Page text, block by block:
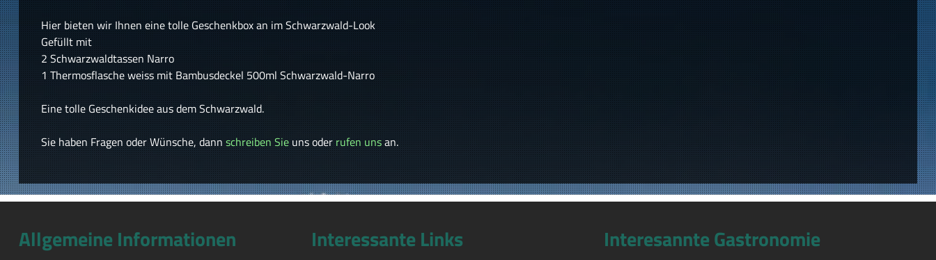
Hier bieten wir Ihnen eine tolle Geschenkbox an im Schwarzwald-Look
Gefüllt mit
2 Schwarzwaldtassen Narro
1 Thermosflasche weiss mit Bambusdeckel 500ml Schwarzwald-Narro
Eine tolle Geschenkidee aus dem Schwarzwald.
Sie haben Fragen oder Wünsche, dann schreiben Sie uns oderrufen unsan.
Allgemeine Informationen Interessante Links Interesannte Gastronomie